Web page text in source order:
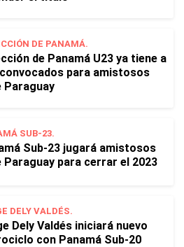
DE PANAMÁ.
de Panamá U23 ya tiene a
para amistosos
Paraguay
SUB-23.
Sub-23 jugará amistosos
Paraguay para cerrar el 2023
DELY VALDÉS.
Dely Valdés iniciará nuevo
con Panamá Sub-20